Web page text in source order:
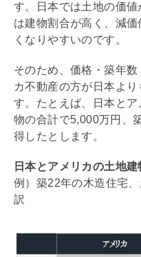
す。日本では土地の価
は建物割合が高く、 減価
くなりやすいのです。
そのため、価格・築年数
カ不動産の方が日本よ
す。たとえば、日本と
物の合計で5,000万円、
得したとします。
日本とアメリカの土地
例）築22年の木造住宅
訳